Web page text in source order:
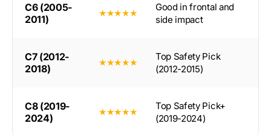
C6 (2005-
2011)
★★★★★
Good in frontal and
side impact
C7 (2012-
2018)
★★★★★
Top Safety Pick
(2012-2015)
C8 (2019-
2024)
★★★★★
Top Safety Pick+
(2019-2024)